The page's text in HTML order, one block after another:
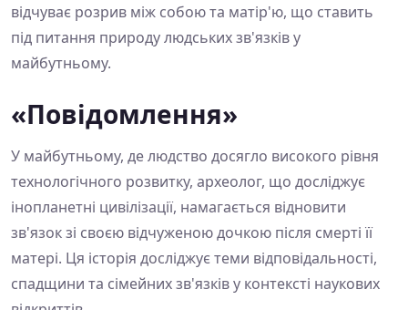
відчуває розрив між собою та матір'ю, що ставить
під питання природу людських зв'язків у
майбутньому.
«Повідомлення»
У майбутньому, де людство досягло високого рівня
технологічного розвитку, археолог, що досліджує
інопланетні цивілізації, намагається відновити
зв'язок зі своєю відчуженою дочкою після смерті її
матері. Ця історія досліджує теми відповідальності,
спадщини та сімейних зв'язків у контексті наукових